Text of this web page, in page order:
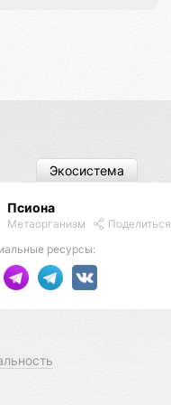
Псиона
Метаорганизм
Поделиться
ресурсы:
Экосистема